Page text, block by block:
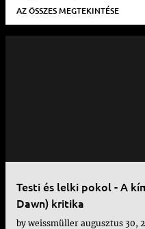
AZ ÖSSZES MEGTEKINTÉSE
Testi és lelki pokol - A
Dawn) kritika
by weissmüller augusztus 30,